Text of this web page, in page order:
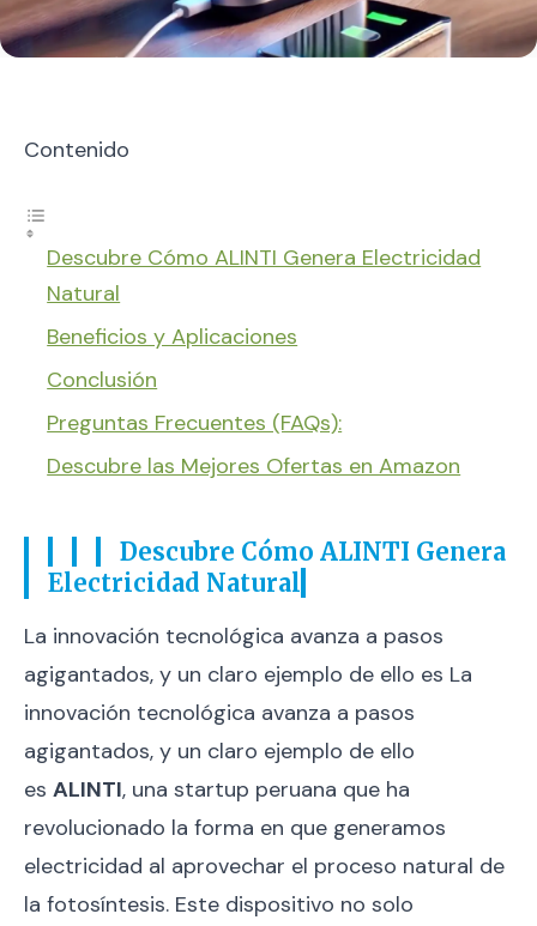
Contenido
Descubre Cómo ALINTI Genera Electricidad
Natural
Beneficios y Aplicaciones
Conclusión
Preguntas Frecuentes (FAQs):
Descubre las Mejores Ofertas en Amazon
Descubre Cómo ALINTI Genera
Electricidad Natural
La innovación tecnológica avanza a pasos
agigantados, y un claro ejemplo de ello es La
innovación tecnológica avanza a pasos
agigantados, y un claro ejemplo de ello
es ALINTI, una startup peruana que ha
revolucionado la forma en que generamos
electricidad al aprovechar el proceso natural de
la fotosíntesis. Este dispositivo no solo